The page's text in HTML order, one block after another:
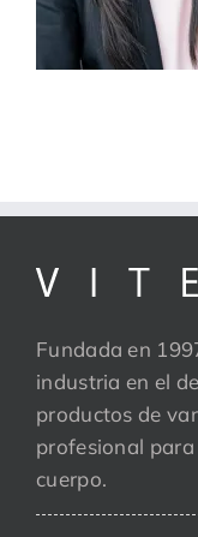
Fundada en
industria en el
productos de
profesional
cuerpo.